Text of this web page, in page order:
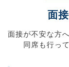
面接
面接が不安な方へ
同席も行っ